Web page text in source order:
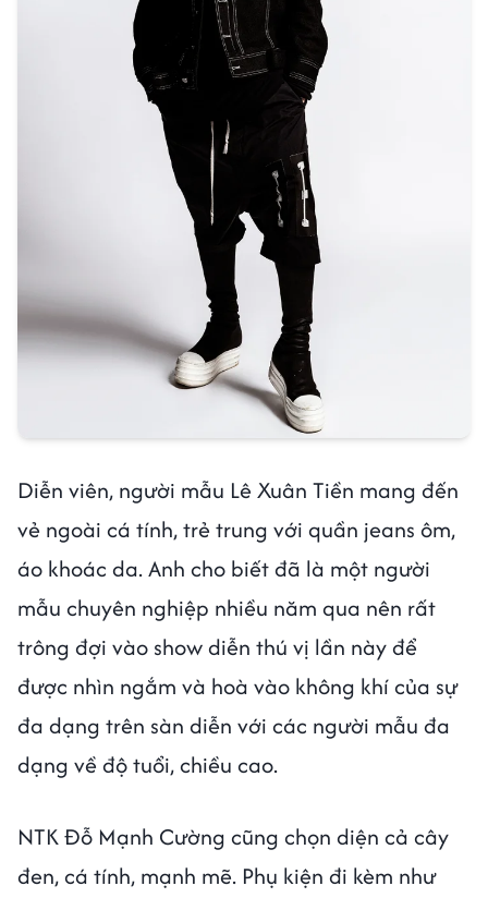
Diễn viên, người mẫu Lê Xuân Tiền mang đến
vẻ ngoài cá tính, trẻ trung với quần jeans ôm,
áo khoác da. Anh cho biết đã là một người
mẫu chuyên nghiệp nhiều năm qua nên rất
trông đợi vào show diễn thú vị lần này để
được nhìn ngắm và hoà vào không khí của sự
đa dạng trên sàn diễn với các người mẫu đa
dạng về độ tuổi, chiều cao.
NTK Đỗ Mạnh Cường cũng chọn diện cả cây
đen, cá tính, mạnh mẽ. Phụ kiện đi kèm như